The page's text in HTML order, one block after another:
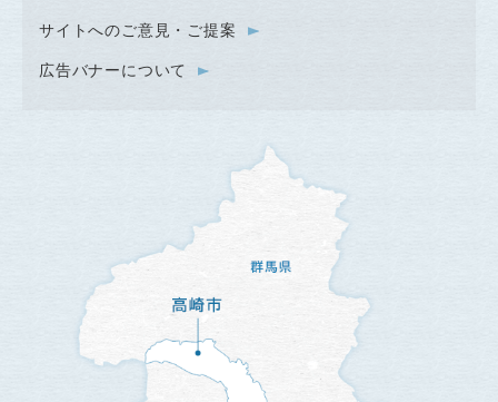
サイトへのご意見・ご提案
広告バナーについて